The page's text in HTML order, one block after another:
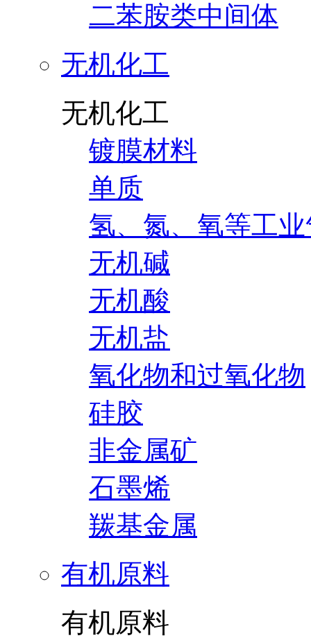
二苯胺类中间体
无机化工
无机化工
镀膜材料
单质
氢、氮、氧等工
无机碱
无机酸
无机盐
氧化物和过氧化物
硅胶
非金属矿
石墨烯
羰基金属
有机原料
有机原料